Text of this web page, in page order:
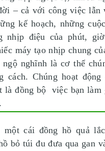
– cả với công việc lẫn
kế hoạch, những
nhịp điệu của phút,
máy tạo nhịp chung
nghĩnh là cơ thể
cách. Chúng hoạt
là đồng bộ việc bạn làm
một cái đồng hồ quả
bỏ túi đu đưa qua gan